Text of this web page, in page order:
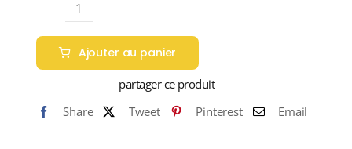
quantité
de
GAULDRONS
46,2%
Douglas
Laing
Ajouter au panier
partager ce produit
Share
Tweet Pinterest Email